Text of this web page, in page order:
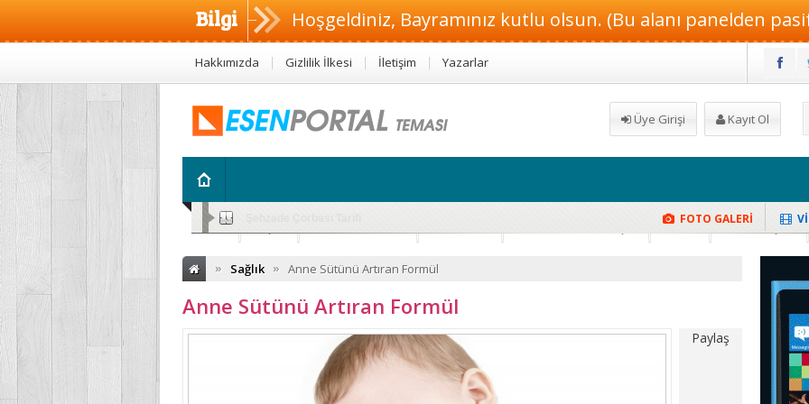
Bilgi Hoşgeldiniz, Bayramınız kutlu olsun. (Bu alanı panelden
Hakkımızda Gizlilik İlkesi İletişim Yazarlar
Üye Girişi Kayıt Ol
Sağlık Moda Dekorasyon
FOTO GALERİ
» Sağlık » Anne Sütünü Artıran Formül
Anne Sütünü Artıran Formül
Paylaş